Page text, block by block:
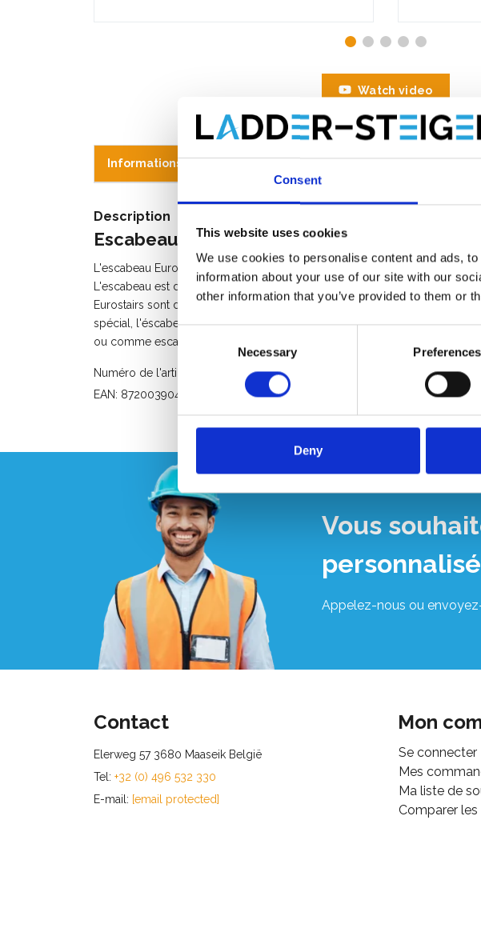
Consent
This website uses cookies
We use cookies to personalise content and ads,
information about your use of our site with our
other information that you’ve provided to them or
Necessary Preferences
Deny
Watch video
Informations sur le produit
Description
Escabeau professionnel Eurostairs avec 9
L'escabeau Eurostairs en aluminium avec 9 marches est léger et possède
L'escabeau est doté d'un plateau pratique pour les petits outils. Les
Eurostairs sont dotées d'un profil double pour une plus grande
spécial, l'éscabeau simple est facile à plier. Cette escabeau conviviale
ou comme escabelle domestique à l'intérieur et autour de la maison.
Numéro de l'article: ES10060081
EAN: 8720039044975
Vous
Appelez-nous ou
Contact
Elerweg 57 3680 Maaseik België
Tel: +32 (0) 496 532 330
E-mail: [email protected]
Mon
Se connecter
Mes
Ma liste de
Comparer